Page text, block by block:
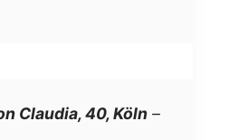
Claudia, 40, Köln –